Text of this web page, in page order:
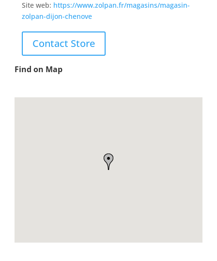
Site web: https://www.zolpan.fr/magasins/magasin-
zolpan-dijon-chenove
Contact Store
Find on Map